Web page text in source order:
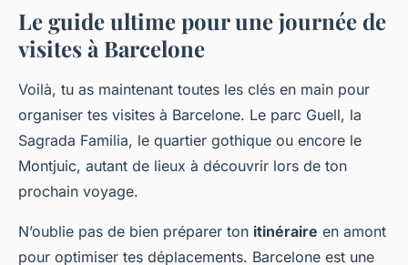
Le guide ultime pour une journée de
visites à Barcelone
Voilà, tu as maintenant toutes les clés en main pour
organiser tes visites à Barcelone. Le parc Guell, la
Sagrada Familia, le quartier gothique ou encore le
Montjuic, autant de lieux à découvrir lors de ton
prochain voyage.
N’oublie pas de bien préparer ton itinéraire en amont
pour optimiser tes déplacements. Barcelone est une